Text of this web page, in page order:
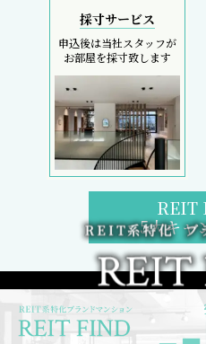
採寸サービス
申込後は当社スタッフが
お部屋を採寸致します
REIT
5大キャ